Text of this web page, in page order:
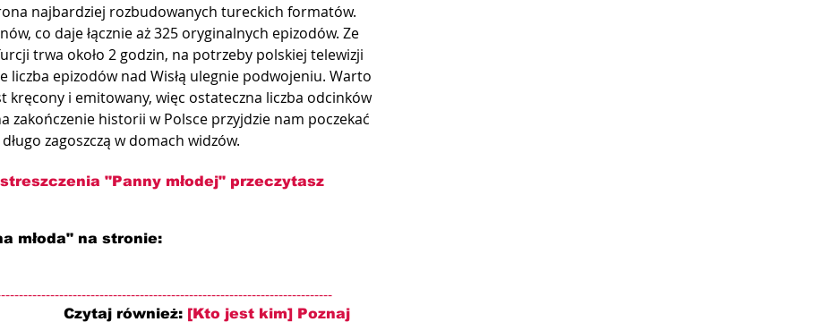
najbardziej rozbudowanych tureckich formatów.
co daje łącznie aż 325 oryginalnych epizodów. Ze
trwa około 2 godzin, na potrzeby polskiej telewizji
liczba epizodów nad Wisłą ulegnie podwojeniu. Warto
kręcony i emitowany, więc ostateczna liczba odcinków
zakończenie historii w Polsce przyjdzie nam poczekać
zagoszczą w domach widzów.
"Panny młodej" przeczytasz
młoda" na stronie:
Czytaj również: [Kto jest kim] Poznaj